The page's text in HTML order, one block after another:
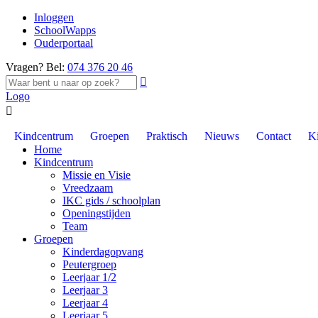
Inloggen
SchoolWapps
Ouderportaal
Vragen? Bel: 074 376 20 46

Logo

Kindcentrum Groepen Praktisch Nieuws Contact
Home
Kindcentrum
Missie en Visie
Vreedzaam
IKC gids / schoolplan
Openingstijden
Team
Groepen
Kinderdagopvang
Peutergroep
Leerjaar 1/2
Leerjaar 3
Leerjaar 4
Leerjaar 5